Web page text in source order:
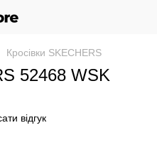
Кросівки SKECHERS
52468 WSK
відгук